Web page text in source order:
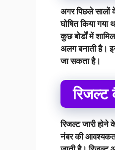
अगर पिछले सालों
घोषित किया
कुछ बोर्डों में
अलग बनाती है।
जा सकता है।
रिजल्ट जारी
नंबर की